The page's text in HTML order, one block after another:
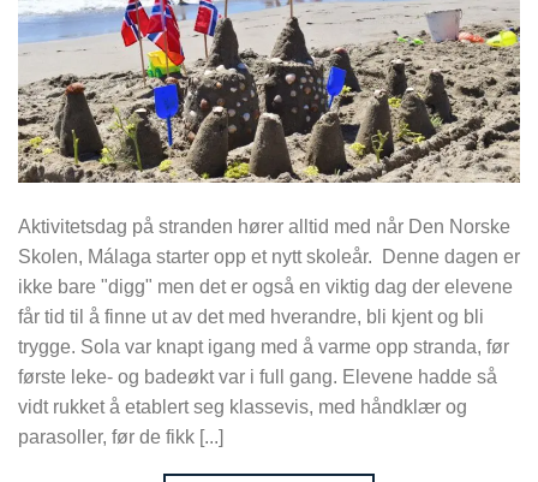
Aktivitetsdag på stranden hører alltid med når Den Norske
Skolen, Málaga starter opp et nytt skoleår. Denne dagen er
ikke bare "digg" men det er også en viktig dag der elevene
får tid til å finne ut av det med hverandre, bli kjent og bli
trygge. Sola var knapt igang med å varme opp stranda, før
første leke- og badeøkt var i full gang. Elevene hadde så
vidt rukket å etablert seg klassevis, med håndklær og
parasoller, før de fikk [...]